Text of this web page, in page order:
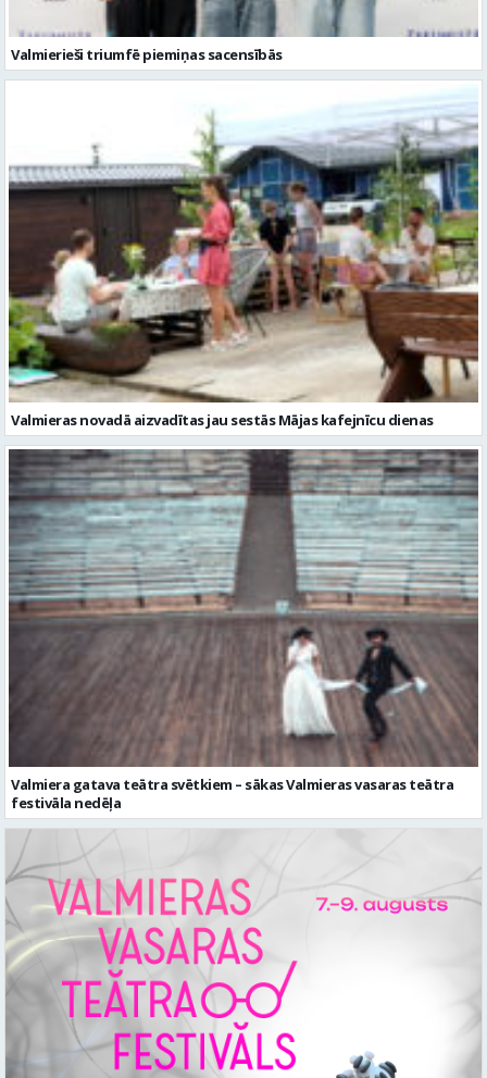
Valmierieši triumfē piemiņas sacensībās
Valmieras novadā aizvadītas jau sestās Mājas kafejnīcu dienas
Valmiera gatava teātra svētkiem – sākas Valmieras vasaras teātra
festivāla nedēļa